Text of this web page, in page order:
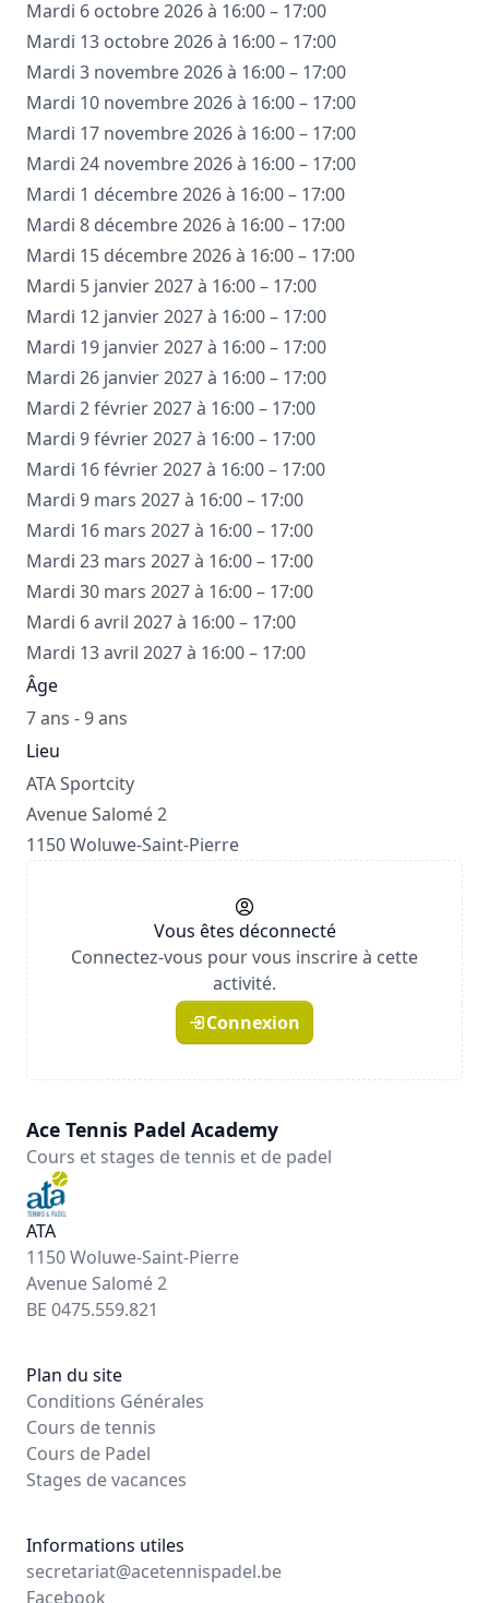
Mardi 6 octobre 2026 à 16:00 – 17:00
Mardi 13 octobre 2026 à 16:00 – 17:00
Mardi 3 novembre 2026 à 16:00 – 17:00
Mardi 10 novembre 2026 à 16:00 – 17:00
Mardi 17 novembre 2026 à 16:00 – 17:00
Mardi 24 novembre 2026 à 16:00 – 17:00
Mardi 1 décembre 2026 à 16:00 – 17:00
Mardi 8 décembre 2026 à 16:00 – 17:00
Mardi 15 décembre 2026 à 16:00 – 17:00
Mardi 5 janvier 2027 à 16:00 – 17:00
Mardi 12 janvier 2027 à 16:00 – 17:00
Mardi 19 janvier 2027 à 16:00 – 17:00
Mardi 26 janvier 2027 à 16:00 – 17:00
Mardi 2 février 2027 à 16:00 – 17:00
Mardi 9 février 2027 à 16:00 – 17:00
Mardi 16 février 2027 à 16:00 – 17:00
Mardi 9 mars 2027 à 16:00 – 17:00
Mardi 16 mars 2027 à 16:00 – 17:00
Mardi 23 mars 2027 à 16:00 – 17:00
Mardi 30 mars 2027 à 16:00 – 17:00
Mardi 6 avril 2027 à 16:00 – 17:00
Mardi 13 avril 2027 à 16:00 – 17:00
Âge
7 ans - 9 ans
Lieu
ATA Sportcity
Avenue Salomé 2
1150 Woluwe-Saint-Pierre
Vous êtes déconnecté
Connectez-vous pour vous inscrire à cette
activité.
Connexion
Ace Tennis Padel Academy
Cours et stages de tennis et de padel
ATA
1150 Woluwe-Saint-Pierre
Avenue Salomé 2
BE 0475.559.821
Plan du site
Conditions Générales
Cours de tennis
Cours de Padel
Stages de vacances
Informations utiles
secretariat@acetennispadel.be
Facebook